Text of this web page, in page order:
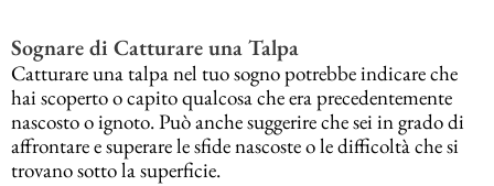
Sognare di Catturare una Talpa
Catturare una talpa nel tuo sogno potrebbe indicare che
hai scoperto o capito qualcosa che era precedentemente
nascosto o ignoto. Può anche suggerire che sei in grado di
affrontare e superare le sfide nascoste o le difficoltà che si
trovano sotto la superficie.